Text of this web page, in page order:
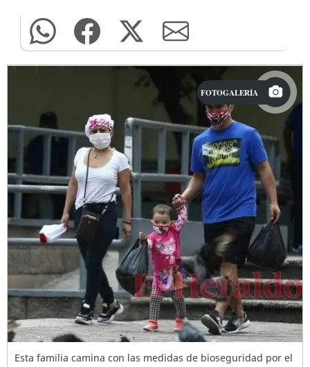
FOTOGALERÍA
Esta familia camina con las medidas de bioseguridad por el